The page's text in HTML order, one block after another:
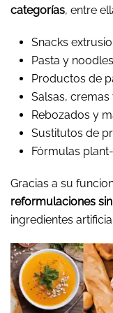
categorías, entre
Snacks
Pasta y noodles
Productos de
Salsas, cremas
Rebozados y
Sustitutos de
Fórmulas
Gracias a su
reformulaciones
ingredientes